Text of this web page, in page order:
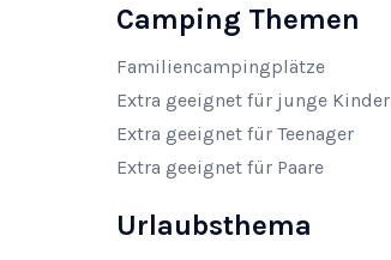
Camping Themen
Familiencampingplätze
Extra geeignet für junge Kinder
Extra geeignet für Teenager
Extra geeignet für Paare
Urlaubsthema